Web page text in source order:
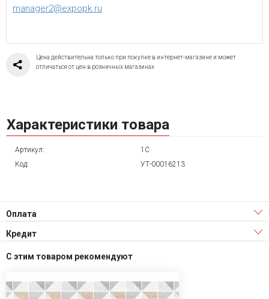
manager2@expopk.ru
Цена действительна только при покупке в интернет-магазине и может
отличаться от цен в розничных магазинах
Характеристики товара
Артикул:
1C
Код:
УТ-00016213
Оплата
Кредит
С этим товаром рекомендуют